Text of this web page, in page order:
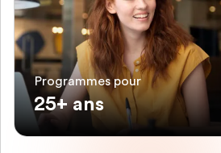
Programmes pour
25+ ans